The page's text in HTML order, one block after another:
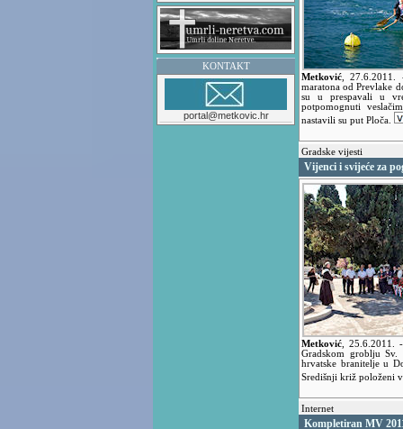
KONTAKT
portal@metkovic.hr
Metković ,27.6.2011.
maratona od Prevlake
su u prespavali u
potpomognuti
nastavili su put Ploča.
Gradske vijesti
Vijenci i svijeće za
Metković 25.6.2011.
Gradskom groblju Sv.
hrvatske branitelje u
Središnji križ položeni
Internet
Kompletiran MV